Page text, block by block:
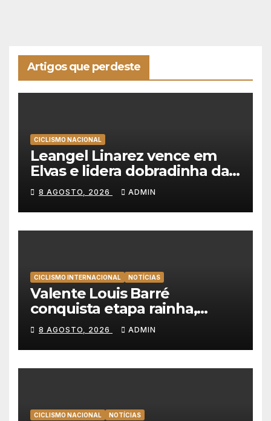
Artigos que perdeste
CICLISMO NACIONAL
Leangel Linarez vence em
Elvas e lidera dobradinha da
Tavfer-Ovos Matinados-
Mortágua
8 AGOSTO, 2026 ADMIN
CICLISMO INTERNACIONAL NOTÍCIAS
Valente Louis Barré
conquista etapa rainha,
Christian Scaroni é o novo
líder da Volta a Polónia
8 AGOSTO, 2026 ADMIN
CICLISMO NACIONAL NOTÍCIAS